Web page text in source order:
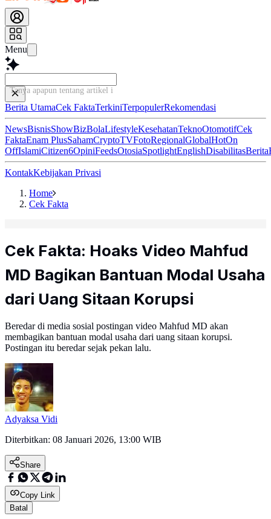
Menu
Tanya apapun tentang artikel ini...
Berita UtamaCek FaktaTerkiniTerpopulerRekomendasi
NewsBisnisShowBizBolaLifestyleKesehatanTeknoOtomotifCek
FaktaEnam PlusSahamCryptoTVFotoRegionalGlobalHotOn
OffIslamiCitizen6OpiniFeedsOtosiaSpotlightEnglishDisabilitasBerita
KontakKebijakan Privasi
Home
Cek Fakta
Cek Fakta: Hoaks Video Mahfud
MD Bagikan Bantuan Modal Usaha
dari Uang Sitaan Korupsi
Beredar di media sosial postingan video Mahfud MD akan
membagikan bantuan modal usaha dari uang sitaan korupsi.
Postingan itu beredar sejak pekan lalu.
Adyaksa Vidi
Diterbitkan: 08 Januari 2026, 13:00 WIB
Share
Copy Link
Batal